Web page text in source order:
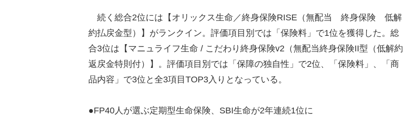
続く総合2位には【オリックス生命／終身保険RISE（無配当 終身保険 低解
約払戻金型）】がランクイン。評価項目別では「保険料」で1位を獲得した。総
合3位は【マニュライフ生命 / こだわり終身保険v2（無配当終身保険II型（低解約
返戻金特則付）】。評価項目別では「保障の独自性」で2位、「保険料」、「商
品内容」で3位と全3項目TOP3入りとなっている。
●FP40人が選ぶ定期型生命保険、SBI生命が2年連続1位に